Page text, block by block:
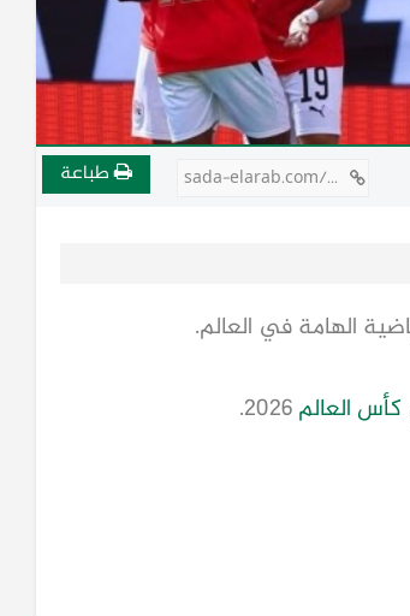
طباعة sada-elarab.com/809811
الهامة في العالم.
كأس العالم